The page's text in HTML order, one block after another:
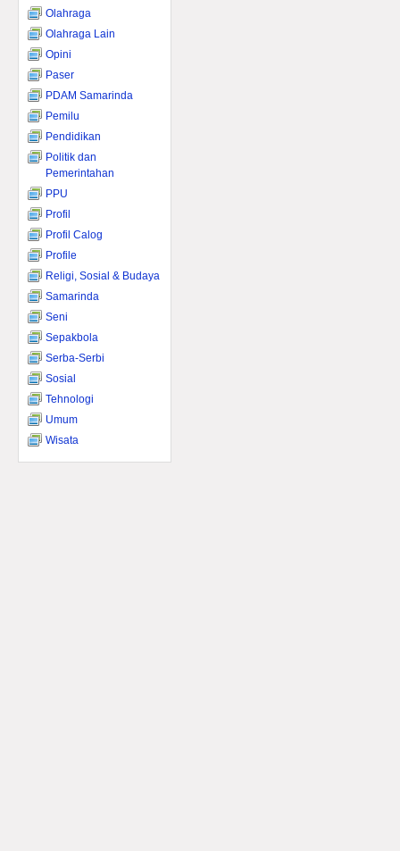
Olahraga
Olahraga Lain
Opini
Paser
PDAM Samarinda
Pemilu
Pendidikan
Politik dan
Pemerintahan
PPU
Profil
Profil Calog
Profile
Religi, Sosial & Budaya
Samarinda
Seni
Sepakbola
Serba-Serbi
Sosial
Tehnologi
Umum
Wisata